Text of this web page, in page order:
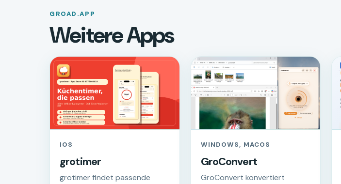
GROAD.APP
Weitere Apps
IOS
grotimer
grotimer findet passende
WINDOWS, MACOS
GroConvert
GroConvert konvertiert